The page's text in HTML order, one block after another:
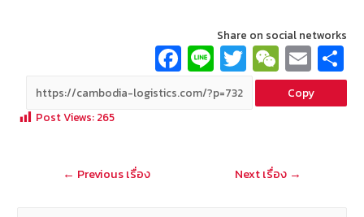
Share on social networks
Fa
ce
b
Li
n
e
T
wi
tt
W
e
C
at
E
m
ai
Copy
Post Views: 265
แนะแนว
← Previous เรื่อง Next เรื่อง →